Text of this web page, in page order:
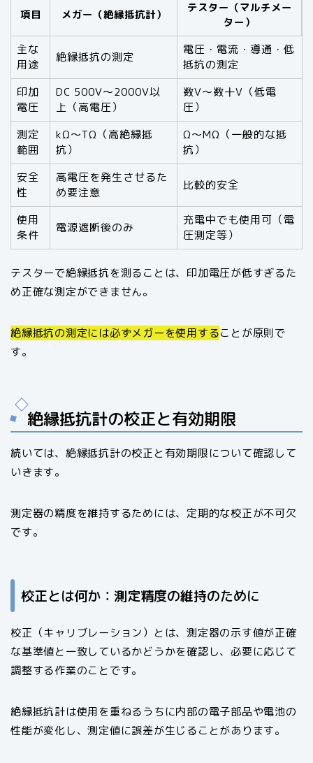
項目 メガー（絶縁抵抗計）
テスター（マルチメー
ター）
主な
用途
絶縁抵抗の測定
電圧・電流・導通・低
抵抗の測定
印加
電圧
DC 500V〜2000V以
上（高電圧）
数V〜数十V（低電
圧）
測定
範囲
kΩ〜TΩ（高絶縁抵
抗）
Ω〜MΩ（一般的な抵
抗）
安全
性
高電圧を発生させるた
め要注意
比較的安全
使用
条件
電源遮断後のみ
充電中でも使用可（電
圧測定等）
テスターで絶縁抵抗を測ることは、印加電圧が低すぎるた
め正確な測定ができません。
絶縁抵抗の測定には必ずメガーを使用することが原則で
す。
絶縁抵抗計の校正と有効期限
続いては、絶縁抵抗計の校正と有効期限について確認して
いきます。
測定器の精度を維持するためには、定期的な校正が不可欠
です。
校正とは何か：測定精度の維持のために
校正（キャリブレーション）とは、測定器の示す値が正確
な基準値と一致しているかどうかを確認し、必要に応じて
調整する作業のことです。
絶縁抵抗計は使用を重ねるうちに内部の電子部品や電池の
性能が変化し、測定値に誤差が生じることがあります。